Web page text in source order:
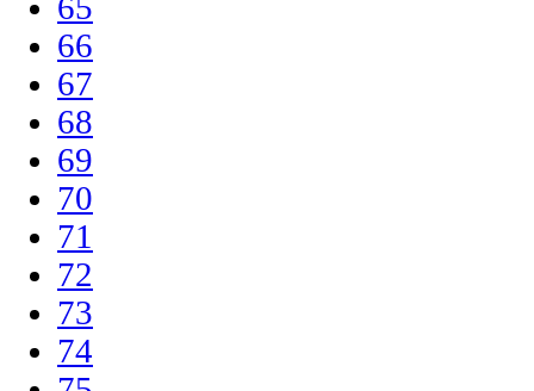
65
66
67
68
69
70
71
72
73
74